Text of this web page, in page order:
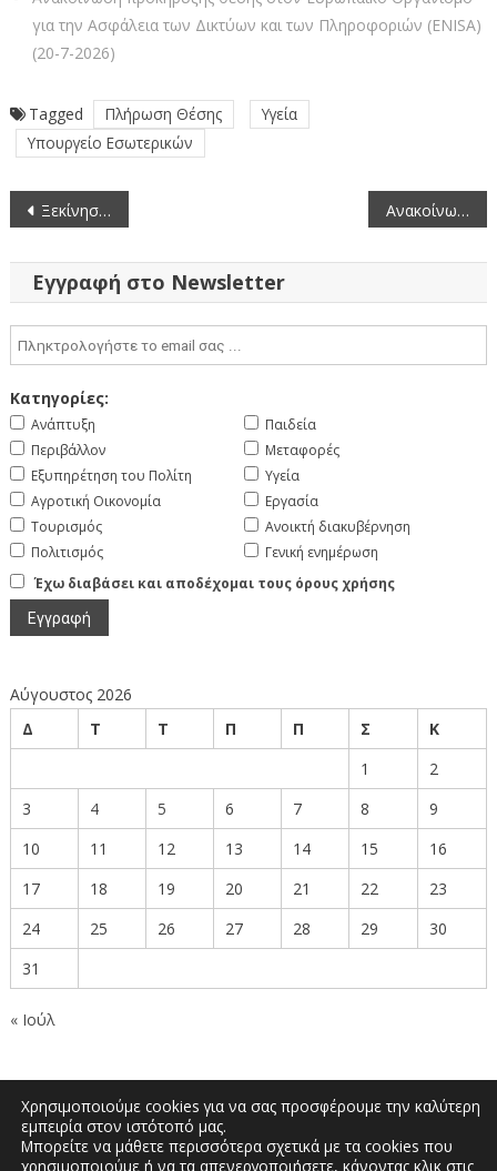
για την Ασφάλεια των Δικτύων και των Πληροφοριών (ENISA)
(20-7-2026)
Tagged Πλήρωση Θέσης
Υγεία
Υπουργείο Εσωτερικών
Πλοήγηση
άρθρων
Ξεκίνησε η διανομή αθλητικού εξοπλισμού στις σχολικές μονάδες της Π.Ε. Κοζάνης Ανακοίνωση προκήρυξης θέσης Εθνικού Εμπειρογνώμονα στην Ευρωπαϊκή Υπηρεσία Ασφάλειας Ναυσιπλοΐας (EMSA) (27-5-2026)
Εγγραφή στο Newsletter
Κατηγορίες:
Ανάπτυξη
Περιβάλλον
Εξυπηρέτηση του Πολίτη
Αγροτική Οικονομία
Τουρισμός
Πολιτισμός
Παιδεία
Μεταφορές
Υγεία
Εργασία
Ανοικτή διακυβέρνηση
Γενική ενημέρωση
Έχω διαβάσει και αποδέχομαι τους όρους χρήσης
Αύγουστος 2026
Δ
Τ Τ Π Π Σ
Κ
1
2
3
4 5 6 7 8
9
10
11 12 13 14 15
16
17
18 19 20 21 22
23
24
25 26 27 28 29
30
31
« Ιούλ
Δημοκρατίας 27, Κοζάνη 50100 | Τηλέφωνο:
Χρησιμοποιούμε cookies για να σας προσφέρουμε την καλύτερη
εμπειρία στον ιστότοπό μας.
Μπορείτε να μάθετε περισσότερα σχετικά με τα cookies που
χρησιμοποιούμε ή να τα απενεργοποιήσετε, κάνοντας κλικ στις